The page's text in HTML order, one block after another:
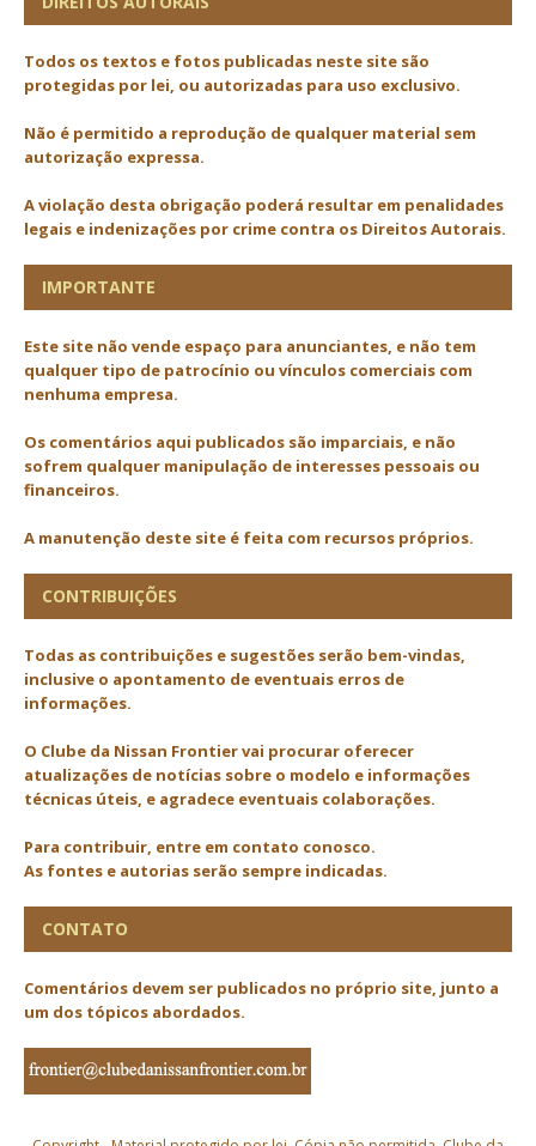
Todos os textos e fotos publicadas neste site são
protegidas por lei, ou autorizadas para uso exclusivo.
Não é permitido a reprodução de qualquer material sem
autorização expressa.
A violação desta obrigação poderá resultar em penalidades
legais e indenizações por crime contra os Direitos Autorais.
IMPORTANTE
Este site não vende espaço para anunciantes, e não tem
qualquer tipo de patrocínio ou vínculos comerciais com
nenhuma empresa.
Os comentários aqui publicados são imparciais, e não
sofrem qualquer manipulação de interesses pessoais ou
financeiros.
A manutenção deste site é feita com recursos próprios.
CONTRIBUIÇÕES
Todas as contribuições e sugestões serão bem-vindas,
inclusive o apontamento de eventuais erros de
informações.
O Clube da Nissan Frontier vai procurar oferecer
atualizações de notícias sobre o modelo e informações
técnicas úteis, e agradece eventuais colaborações.
Para contribuir, entre em contato conosco.
As fontes e autorias serão sempre indicadas.
CONTATO
Comentários devem ser publicados no próprio site, junto a
um dos tópicos abordados.